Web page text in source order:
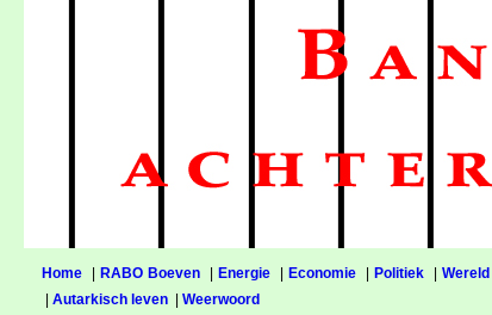
Home RABO Boeven| Energie| Economie| Politiek| Wereld
Autarkisch leven Weerwoord